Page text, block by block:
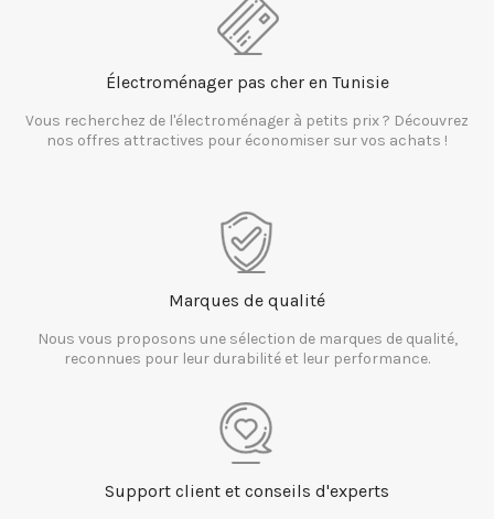
Électroménager pas cher en Tunisie
Vous recherchez de l'électroménager à petits prix ? Découvrez
nos offres attractives pour économiser sur vos achats !
Marques de qualité
Nous vous proposons une sélection de marques de qualité,
reconnues pour leur durabilité et leur performance.
Support client et conseils d'experts